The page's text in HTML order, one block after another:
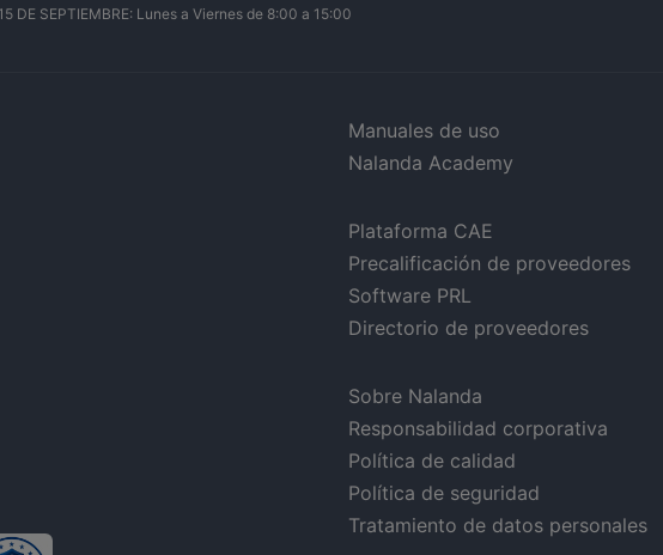
DE SEPTIEMBRE: Lunes a Viernes de 8:00 a 15:00
Manuales de uso
Nalanda Academy
Plataforma CAE
Precalificación de proveedores
Software PRL
Directorio de proveedores
Sobre Nalanda
Responsabilidad corporativa
Política de calidad
Política de seguridad
Tratamiento de datos personales